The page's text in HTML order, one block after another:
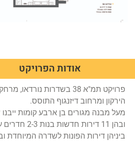
אודות הפרויקט
פרויקט תמ"א 38 בשדרות
הירקון ומרחוב דיזנגוף התוסס.
מעל מבנה מגורים בן ארבע קומות
ובהן 11 דירות
ביניהן דירות הפונות לשדרה המיוחדת